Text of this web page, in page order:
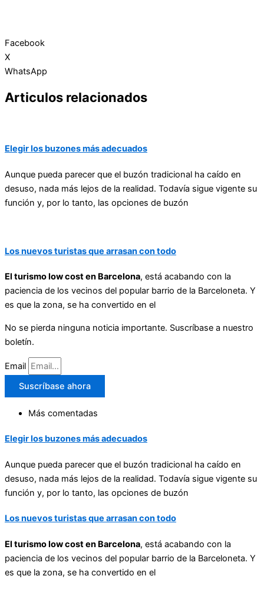
Facebook
X
WhatsApp
Articulos relacionados
Elegir los buzones más adecuados
Aunque pueda parecer que el buzón tradicional ha caído en
desuso, nada más lejos de la realidad. Todavía sigue vigente su
función y, por lo tanto, las opciones de buzón
Los nuevos turistas que arrasan con todo
El turismo low cost en Barcelona, está acabando con la
paciencia de los vecinos del popular barrio de la Barceloneta. Y
es que la zona, se ha convertido en el
No se pierda ninguna noticia importante. Suscríbase a nuestro
boletín.
Email
Suscríbase ahora
Más comentadas
Elegir los buzones más adecuados
Aunque pueda parecer que el buzón tradicional ha caído en
desuso, nada más lejos de la realidad. Todavía sigue vigente su
función y, por lo tanto, las opciones de buzón
Los nuevos turistas que arrasan con todo
El turismo low cost en Barcelona, está acabando con la
paciencia de los vecinos del popular barrio de la Barceloneta. Y
es que la zona, se ha convertido en el